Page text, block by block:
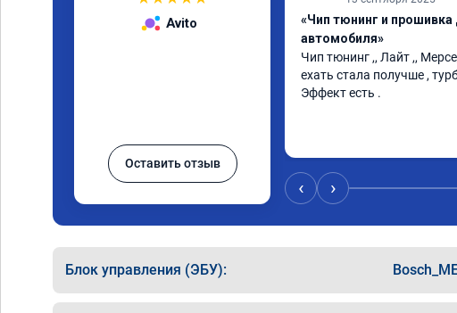
Avito
Оставить отзыв
«Чип тюнинг и прошивка
автомобиля»
Чип тюнинг ,, Лайт ,,
ехать стала получше ,
Эффект есть .
‹ ›
Блок управления (ЭБУ):